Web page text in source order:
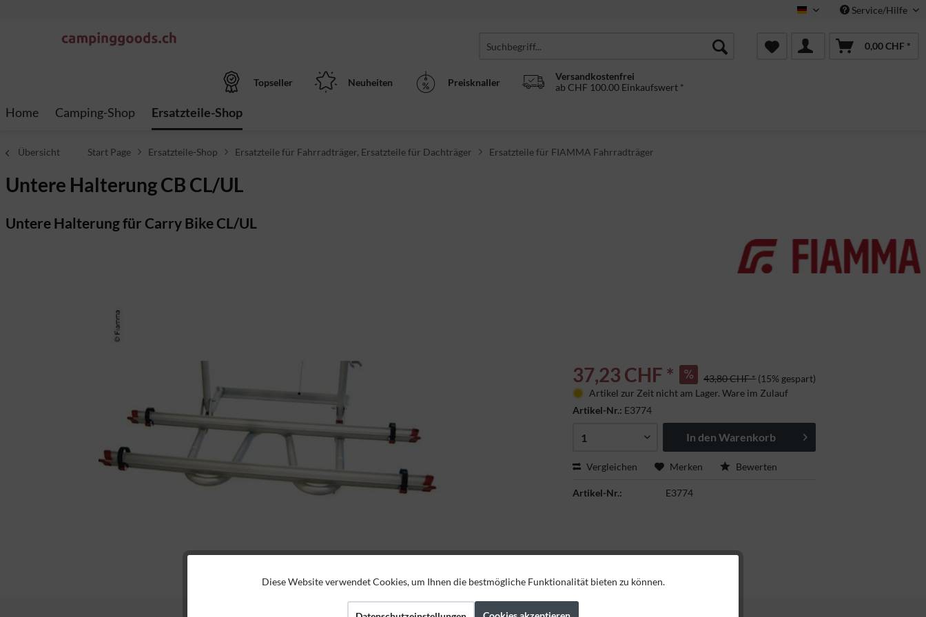
Deutsch Service/Hilfe
0,00 CHF *
Topseller Neuheiten Preisknaller
Versandkostenfrei
ab CHF 100.00 Einkaufswert *
Home Camping-Shop Ersatzteile-Shop
Übersicht Start Page Ersatzteile-Shop Ersatzteile für Fahrradträger, Ersatzteile für Dachträger Ersatzteile für FIAMMA Fahrradträger
Untere Halterung CB CL/UL
Untere Halterung für Carry Bike CL/UL
37,23 CHF * 43,80 CHF * (15% gespart)
Artikel zur Zeit nicht am Lager. Ware im Zulauf
Artikel-Nr.: E3774
In den Warenkorb
Vergleichen Merken Bewerten
Artikel-Nr.: E3774
Aktiv
Diese Website verwendet Cookies, um Ihnen die bestmögliche Funktionalität bieten zu können.